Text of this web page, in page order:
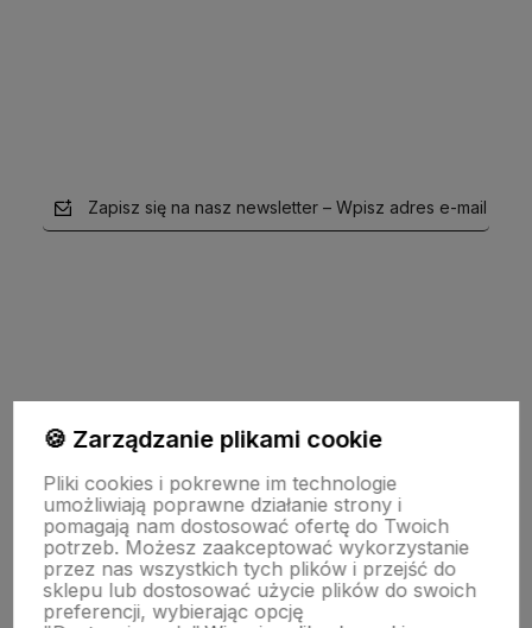
Zapisz się na nasz newsletter – Wpisz adres e-mail
Moje konto
Pomoc
🍪 Zarządzanie plikami cookie
Pliki cookies i pokrewne im technologie
umożliwiają poprawne działanie strony i
pomagają nam dostosować ofertę do Twoich
potrzeb. Możesz zaakceptować wykorzystanie
przez nas wszystkich tych plików i przejść do
sklepu lub dostosować użycie plików do swoich
preferencji, wybierając opcję